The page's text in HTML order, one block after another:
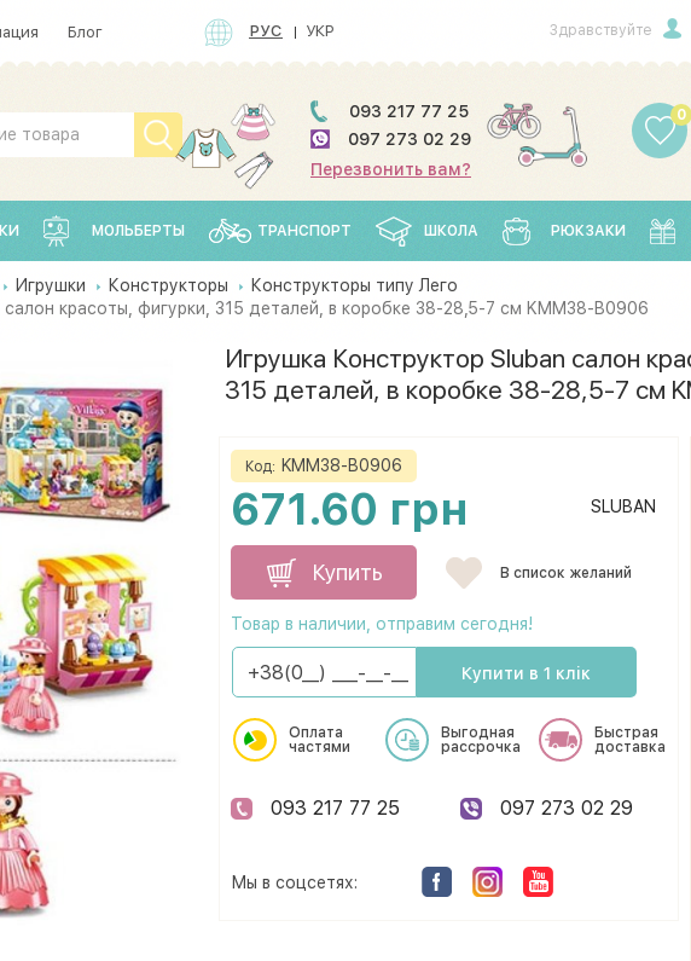
Блог РУС УКР Здравствуйте
093 217 77 25
097 273 02 29
Перезвонить вам?
0
МОЛЬБЕРТЫ ТРАНСПОРТ ШКОЛА РЮКЗАКИ
Игрушки Конструкторы
Конструкторы типу Лего
красоты, фигурки, 315 деталей, в коробке 38-28,5-7 см KMM38-B0906
Игрушка Конструктор Sluban салон
315 деталей, в коробке 38-28,5-7 см
Код: KMM38-B0906
671.60 грн SLUBAN
Купить В список желаний
Товар в наличии, отправим сегодня!
Купити в 1 клік
Оплата
частями
Выгодная
рассрочка
Быстрая
доставка
093 217 77 25 097 273 02 29
Мы в соцсетях: